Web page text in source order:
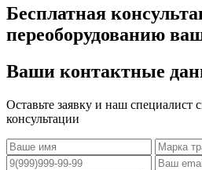
Бесплатная
переоборудованию
Ваши контактные
Оставьте заявку и наш специалист
консультации